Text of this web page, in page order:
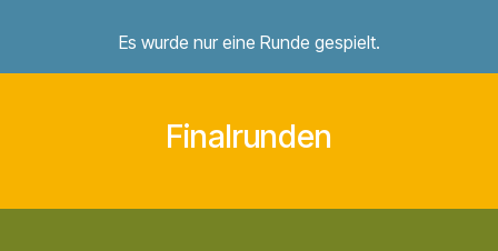
Es wurde nur eine Runde gespielt.
Finalrunden